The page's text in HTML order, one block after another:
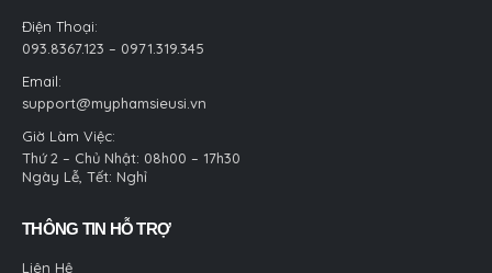
Điện Thoại:
093.8367.123 – 0971.319.345
Email:
support@myphamsieusi.vn
Giờ Làm Việc:
Thứ 2 – Chủ Nhật: 08h00 – 17h30
Ngày Lễ, Tết: Nghỉ
THÔNG TIN HỖ TRỢ
Liên Hệ